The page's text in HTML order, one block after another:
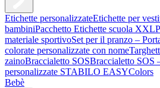
Etichette personalizzateEtichette per
bambiniPacchetto Etichette scuola XXL
materiale sportivoSet per il pranzo –
colorate personalizzate con nome
zainoBraccialetto SOSBraccialetto SOS
personalizzate STABILO EASYColors
Bebè